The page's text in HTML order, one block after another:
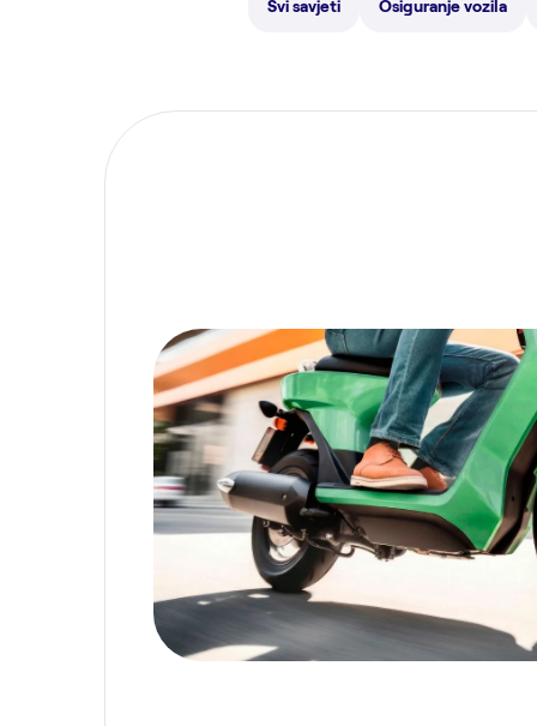
Svi savjeti Osiguranje vozila